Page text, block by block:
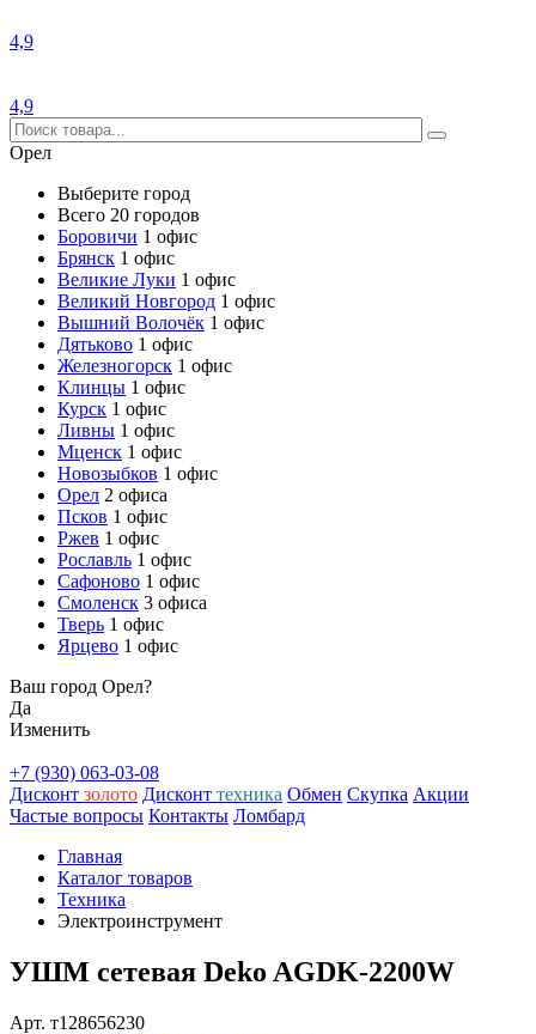
4,9
4,9
Орел
Выберите город
Всего 20 городов
Боровичи 1 офис
Брянск 1 офис
Великие Луки 1 офис
Великий Новгород 1 офис
Вышний Волочёк 1 офис
Дятьково 1 офис
Железногорск 1 офис
Клинцы 1 офис
Курск 1 офис
Ливны 1 офис
Мценск 1 офис
Новозыбков 1 офис
Орел 2 офиса
Псков 1 офис
Ржев 1 офис
Рославль 1 офис
Сафоново 1 офис
Смоленск 3 офиса
Тверь 1 офис
Ярцево 1 офис
Ваш город Орел?
Да
Изменить
+7 (930) 063-03-08
Дисконт золото Дисконт техника Обмен Скупка Акции
Частые вопросы Контакты Ломбард
Главная
Каталог товаров
Техника
Электроинструмент
УШМ сетевая Deko AGDK-2200W
Арт. т128656230